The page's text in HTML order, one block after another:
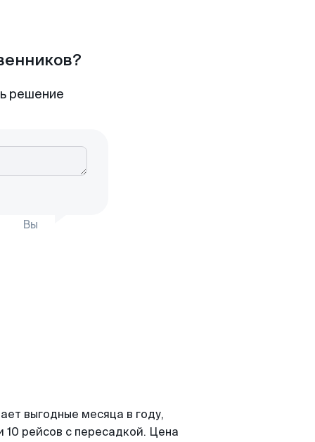
решение
Вы
выгодные месяца в году,
рейсов с пересадкой. Цена